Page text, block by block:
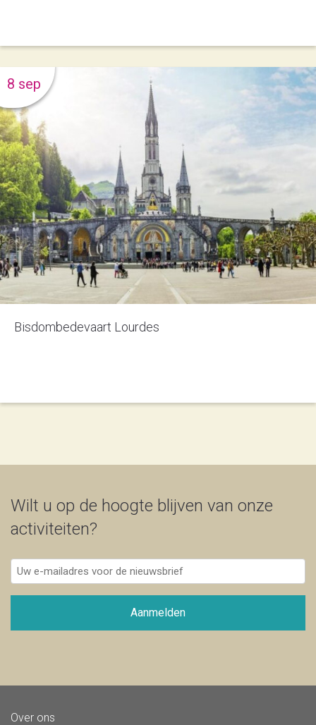
Bisdombedevaart Lourdes
8 sep
Wilt u op de hoogte blijven van onze
activiteiten?
Uw
e-
mailadres
de
Aanmelden
Over ons